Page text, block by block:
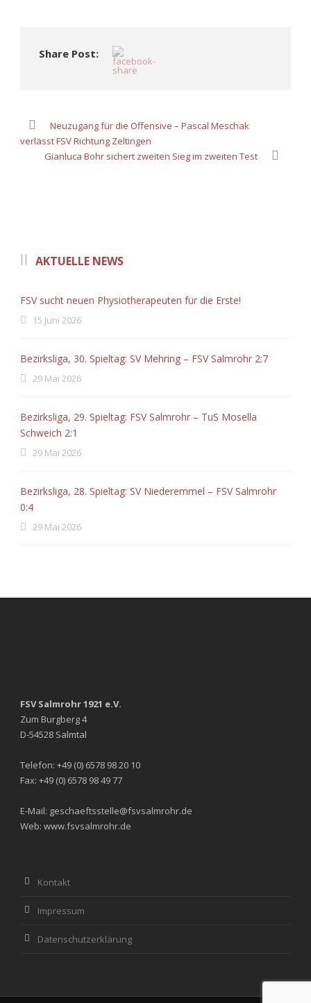
Share Post:
Neuzugang für die Offensive – Pascal Meschak
verlässt FSV Richtung Zeltingen
Gianluca Bohr sichert zweiten Sieg im zweiten Test
AKTUELLE NEWS
FSV sucht neuen Physiotherapeuten für die Erste!
15 Juni 2026
Bezirksliga, 30. Spieltag: SV Mehring – FSV Salmrohr 2:7
29 Mai 2026
Bezirksliga, 29. Spieltag: FSV Salmrohr – TuS Mosella
Schweich 2:1
29 Mai 2026
Bezirksliga, 28. Spieltag: SV Niederemmel – FSV Salmrohr
0:4
29 Mai 2026
FSV Salmrohr 1921 e.V.
Zum Burgberg 4
D-54528 Salmtal
Telefon: +49 (0) 6578 98 20 10
Fax: +49 (0) 6578 98 49 77
E-Mail: geschaeftsstelle@fsvsalmrohr.de
Web: www.fsvsalmrohr.de
Kontakt
Impressum
Datenschutzerklärung